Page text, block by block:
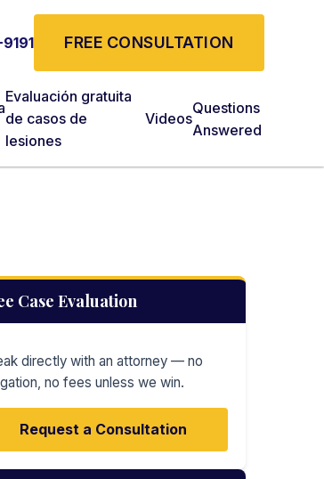
Evaluación gratuita
de casos de
lesiones
Videos
Questions
Answered
FREE CONSULTATION
Case Evaluation
directly with an attorney — no
no fees unless we win.
Request a Consultation